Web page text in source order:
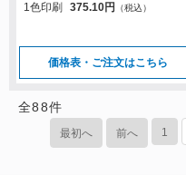
1色印刷 375.10円 （税込）
価格表・ご注文はこちら
全88件
1
前へ
最初へ